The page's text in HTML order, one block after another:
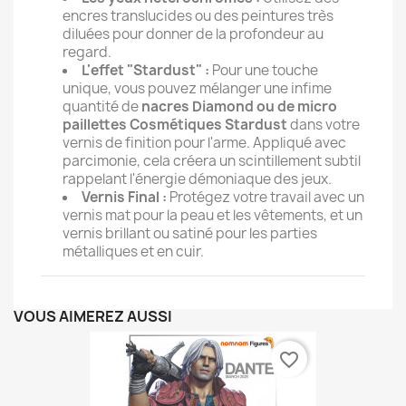
encres translucides ou des peintures très
diluées pour donner de la profondeur au
regard.
L'effet "Stardust" : Pour une touche
unique, vous pouvez mélanger une infime
quantité denacres Diamond ou de micro
paillettes Cosmétiques Stardustdans votre
vernis de finition pour l'arme. Appliqué avec
parcimonie, cela créera un scintillement subtil
rappelant l'énergie démoniaque des jeux.
Vernis Final : Protégez votre travail avec un
vernis mat pour la peau et les vêtements, et un
vernis brillant ou satiné pour les parties
métalliques et en cuir.
VOUS AIMEREZ AUSSI
favorite_border